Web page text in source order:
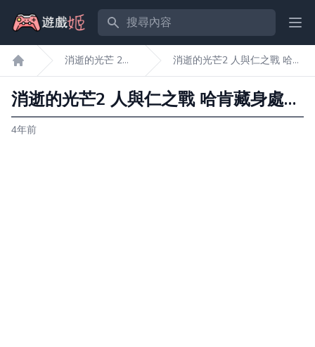
搜尋內容
遊戲姬首頁
消逝的光芒 2
人與仁之戰
消逝的光芒2 人與仁之戰 哈肯
藏身處位置標註
消逝的光芒2 人與仁之戰 哈肯藏身處位置標註
4年前